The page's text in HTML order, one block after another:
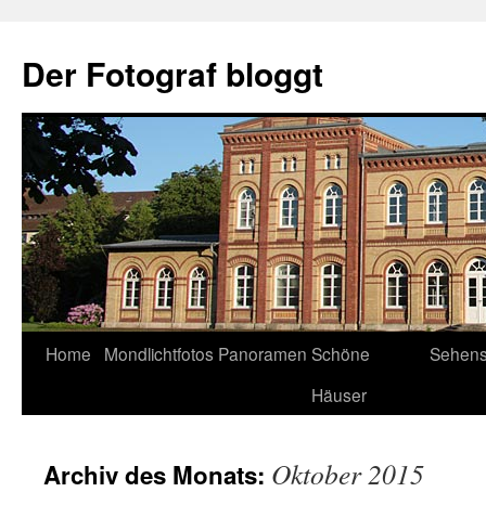
springen
Der Fotograf bloggt
Home Mondlichtfotos Panoramen Schöne
Häuser
Archiv des Monats: Oktober 2015